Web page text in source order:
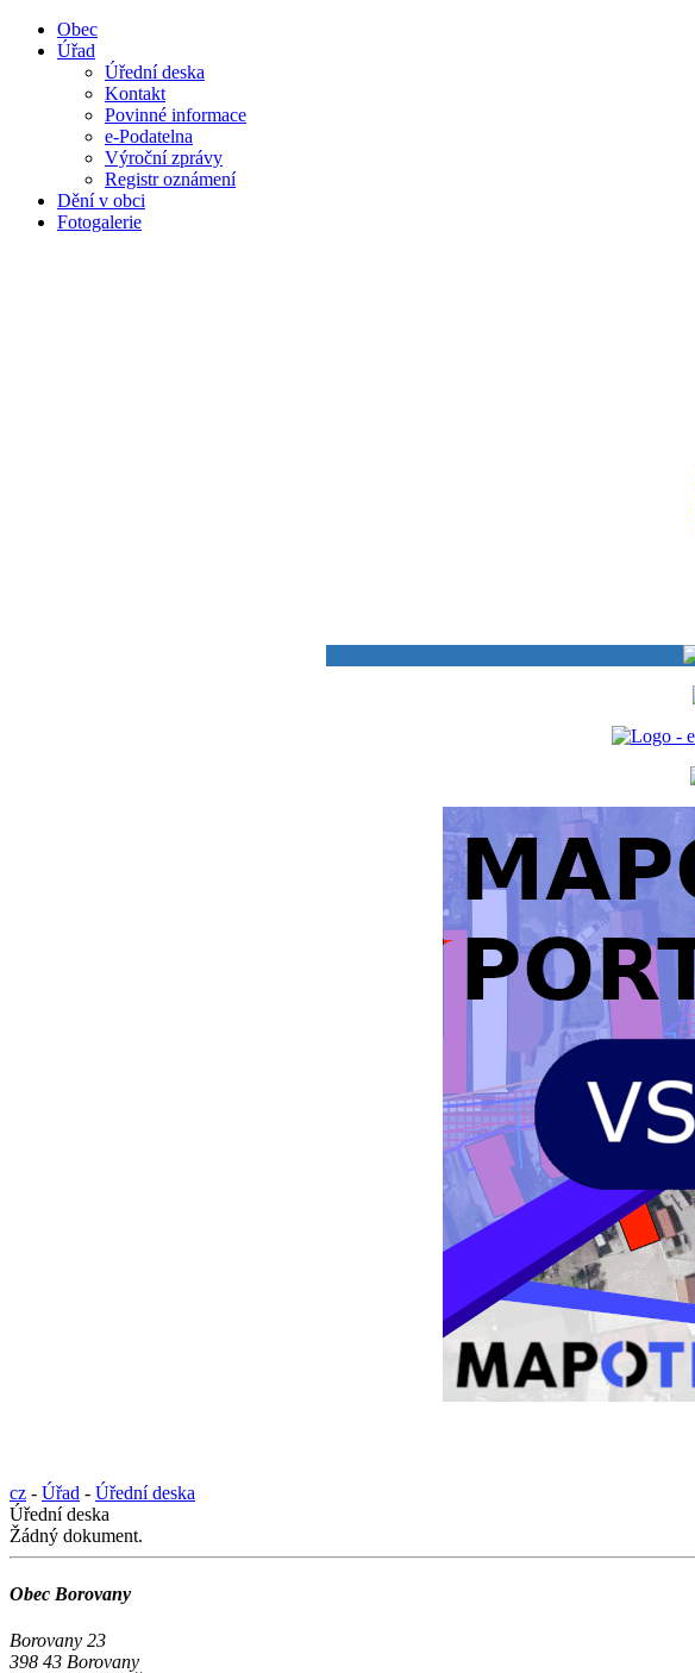
Obec
Úřad
Úřední deska
Kontakt
Povinné informace
e-Podatelna
Výroční zprávy
Registr oznámení
Dění v obci
Fotogalerie
cz - Úřad - Úřední deska
Úřední deska
Žádný dokument.
Obec Borovany
Borovany 23
398 43 Borovany